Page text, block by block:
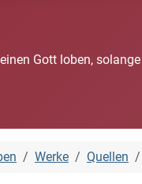
Gott loben,
Werke Quellen